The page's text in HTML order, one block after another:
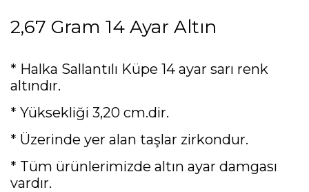
2,67 Gram 14 Ayar Altın
* Halka Sallantılı Küpe 14 ayar sarı renk
altındır.
* Yüksekliği 3,20 cm.dir.
* Üzerinde yer alan taşlar zirkondur.
* Tüm ürünlerimizde altın ayar damgası
vardır.